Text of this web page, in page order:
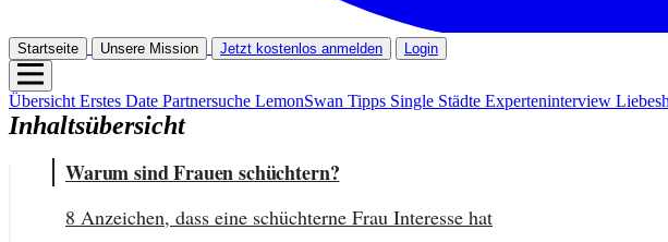
Startseite Unsere Mission Jetzt kostenlos anmelden Login
Übersicht Erstes Date Partnersuche LemonSwan Tipps Single Städte Experteninterview
Inhaltsübersicht
Warum sind Frauen schüchtern?
8 Anzeichen, dass eine schüchterne Frau Interesse hat